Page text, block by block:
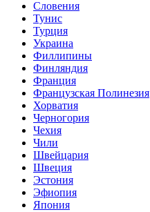
Словения
Тунис
Турция
Украина
Филлипины
Финляндия
Франция
Французская Полинезия
Хорватия
Черногория
Чехия
Чили
Швейцария
Швеция
Эстония
Эфиопия
Япония